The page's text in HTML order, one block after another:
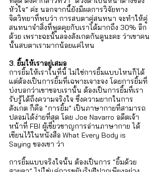
หัวใจ” ค่ะ นอกจากนี้ยังมีผลการวิจัยทาง
จิตวิทยาที่พบว่า การสบตาคู่สนทนา จะทำให้คู่
สนทนาจำสิ่งที่พูดคุยกับเราได้มากถึง 30% อีก
ด้วย เพราะฉะนั้นลองสังเกตกันดูนะคะ ว่าเขาคน
นั้นสบตาเรามากน้อยแค่ไหน
3. ยิ้มให้เราอยู่เสมอ
การยิ้มให้เราในที่นี้ ไม่ใช่การยิ้มแบบไหนก็ได้
แต่ต้องเป็นการยิ้มที่เฉพาะเจาะจง โดยการยิ้มที่
บ่งบอกว่าเขาชอบเรานั้น ต้องเป็นการยิ้มที่เรา
รับรู้ได้ถึงความจริงใจ ซึ่งความยากในการ
สังเกต ก็คือ “การยิ้ม” เป็นภาษากายที่สามารถ
ปลอมได้ง่ายที่สุด โดย Joe Navarro อดีตเจ้า
หน้าที่ FBI ผู้เชี่ยวชาญการอ่านภาษากาย ได้
เขียนไว้ในหนังสือ What Every Body is
Saying ของเขา ว่า
การยิ้มแบบจริงใจนั้น ต้องเป็นการ “ยิ้มด้วย